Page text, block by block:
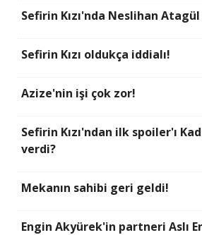
Sefirin Kızı'nda Neslihan
Sefirin Kızı oldukça iddialı!
Azize'nin işi çok zor!
Sefirin Kızı'ndan ilk spoiler'ı
verdi?
Mekanın sahibi geri geldi!
Engin Akyürek'in partneri Aslı